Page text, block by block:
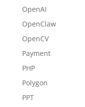
OpenAI
OpenClaw
OpenCV
Payment
PHP
Polygon
PPT